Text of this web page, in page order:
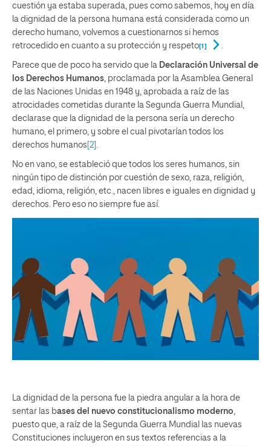
cuestión ya estaba superada, pues como sabemos, hoy en día
la dignidad de la persona humana está considerada como un
derecho humano, volvemos a cuestionarnos si hemos
retrocedido en cuanto a su protección y respeto[1]
Parece que de poco ha servido que la Declaración Universal de
los Derechos Humanos , proclamada por la Asamblea General
de las Naciones Unidas en 1948 y, aprobada a raíz de las
atrocidades cometidas durante la Segunda Guerra Mundial,
declarase que la dignidad de la persona sería un derecho
humano, el primero, y sobre el cual pivotarían todos los
derechos humanos [2]
No en vano, se estableció que todos los seres humanos, sin
ningún tipo de distinción por cuestión de sexo, raza, religión,
edad, idioma, religión, etc., nacen libres e iguales en dignidad y
derechos. Pero eso no siempre fue así.
La dignidad de la persona fue la piedra angular a la hora de
sentar las bases del nuevo constitucionalismo moderno
puesto que, a raíz de la Segunda Guerra Mundial las nuevas
Constituciones incluyeron en sus textos referencias a la